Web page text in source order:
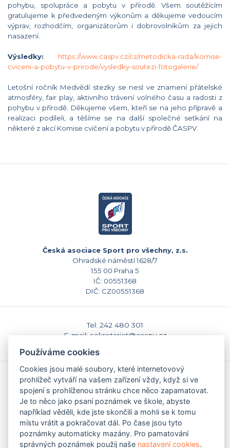
pohybu, spolupráce a pobytu v přírodě. Všem soutěžícím
gratulujeme k předvedeným výkonům a děkujeme vedoucím
výprav, rozhodčím, organizátorům i dobrovolníkům za jejich
nasazení.
Výsledky:
https://www.caspv.cz/cz/metodicka-rada/komise-
cviceni-a-pobytu-v-prirode/vysledky-soutezi-fotogalerie/
Letošní ročník Medvědí stezky se nesl ve znamení přátelské
atmosféry, fair play, aktivního trávení volného času a radosti z
pohybu v přírodě. Děkujeme všem, kteří se na jeho přípravě a
realizaci podíleli, a těšíme se na další společné setkání na
některé z akcí Komise cvičení a pobytu v přírodě ČASPV.
Česká asociace Sport pro všechny, z.s.
Ohradské náměstí 1628/7
155 00 Praha 5
IČ: 00551368
DIČ: CZ00551368
Tel: 242 480 301
E-mail: sekretariat@caspv.cz
Kontakty
Domů
Napište nám
Facebook
Nastavení cookies
Používáme cookies
Cookies jsou malé soubory, které internetovový
prohlížeč vytváří na vašem zařízení vždy, když si ve
spojení s prohlíženou stránku chce něco zapamatovat.
Je to něco jako psaní poznámek ve škole, abyste
například věděli, kde jste skončili a mohli se k tomu
místu vrátit a pokračovat dál. Po čase jsou tyto
poznámky automaticky mazány. Pro pamatování
správných poznámek použij naše nastavení cookies.